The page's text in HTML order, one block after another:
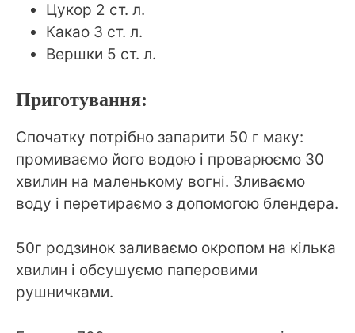
Цукор 2 ст. л.
Какао 3 ст. л.
Вершки 5 ст. л.
Приготування:
Спочатку потрібно запарити 50 г маку:
промиваємо його водою і проварюємо 30
хвилин на маленькому вогні. Зливаємо
воду і перетираємо з допомогою блендера.
50г родзинок заливаємо окропом на кілька
хвилин і обсушуємо паперовими
рушничками.